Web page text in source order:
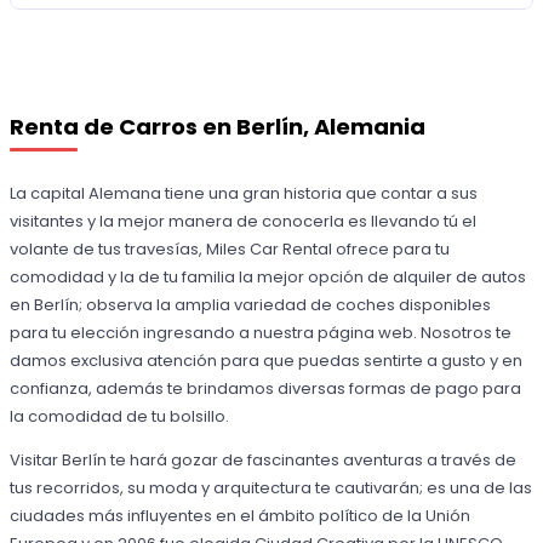
Renta de Carros en Berlín, Alemania
La capital Alemana tiene una gran historia que contar a sus
visitantes y la mejor manera de conocerla es llevando tú el
volante de tus travesías, Miles Car Rental ofrece para tu
comodidad y la de tu familia la mejor opción de alquiler de autos
en Berlín; observa la amplia variedad de coches disponibles
para tu elección ingresando a nuestra página web. Nosotros te
damos exclusiva atención para que puedas sentirte a gusto y en
confianza, además te brindamos diversas formas de pago para
la comodidad de tu bolsillo.
Visitar Berlín te hará gozar de fascinantes aventuras a través de
tus recorridos, su moda y arquitectura te cautivarán; es una de las
ciudades más influyentes en el ámbito político de la Unión